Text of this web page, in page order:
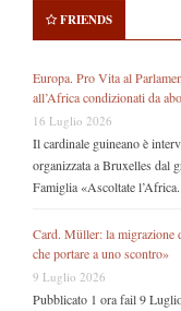
FRIENDS
Europa. Pro Vita al
all’Africa condizionati da
16 Luglio 2026
Il cardinale guineano è
organizzata a Bruxelles dal
Famiglia «Ascoltate l’Africa.
Card. Müller: la migrazione
che portare a uno scontro»
9 Luglio 2026
Pubblicato 1 ora fail 9